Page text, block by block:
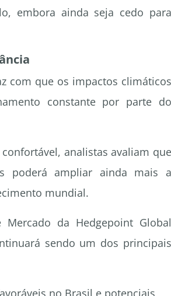
embora ainda seja cedo para
com que os impactos climáticos
constante por parte do
analistas avaliam que
poderá ampliar ainda mais a
mundial.
Mercado da Hedgepoint Global
sendo um dos principais